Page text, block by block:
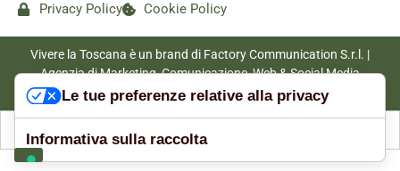
Privacy Policy Cookie Policy
Vivere la Toscana è un brand di Factory Communication S.r.l. |
Agenzia di Marketing, Comunicazione, Web & Social Media
|www.factorycommunication.it
Le tue preferenze relative alla privacy
Informativa sulla raccolta